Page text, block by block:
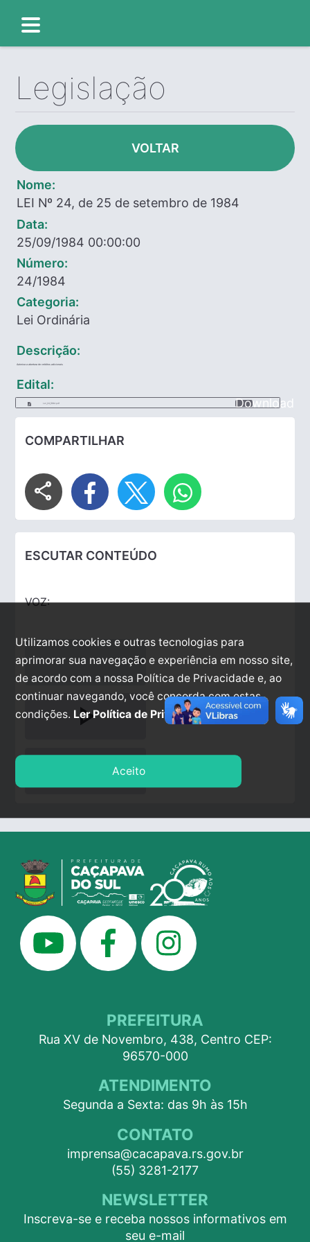
Legislação
VOLTAR
Nome:
LEI Nº 24, de 25 de setembro de 1984
Data:
25/09/1984 00:00:00
Número:
24/1984
Categoria:
Lei Ordinária
Descrição:
Autoriza a abertura de créditos adicionais
Edital:
Lei_24_1984.pdf Download
COMPARTILHAR
share
ESCUTAR CONTEÚDO
VOZ:
play_arrow
PREFEITURA
Rua XV de Novembro, 438, Centro CEP:
96570-000
ATENDIMENTO
Segunda a Sexta: das 9h às 15h
CONTATO
imprensa@cacapava.rs.gov.br
(55) 3281-2177
NEWSLETTER
Inscreva-se e receba nossos informativos em
seu e-mail
Utilizamos cookies e outras tecnologias para
aprimorar sua navegação e experiência em nosso site,
de acordo com a nossa Política de Privacidade e, ao
continuar navegando, você concorda com estas
condições. Ler Política de Privacidade.
Aceito